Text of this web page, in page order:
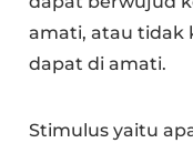
amati, atau tidak
dapat di amati.
Stimulus yaitu